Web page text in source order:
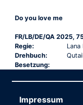
Do you love me
FR/LB/DE/QA 2025,
Regie:
Lana
Drehbuch:
Besetzung:
Impressum